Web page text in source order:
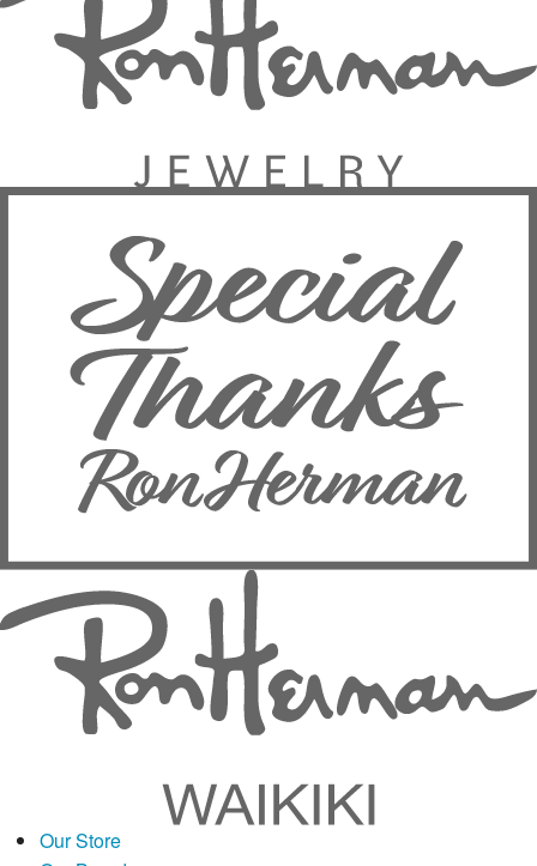
カフェ
オンラインストア
Our Store